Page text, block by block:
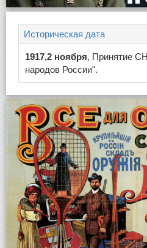
Историческая дата
1917,2 ноября, Принятие
народов России".